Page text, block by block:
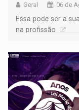
Geral 06 de
Essa pode ser a
na profissão